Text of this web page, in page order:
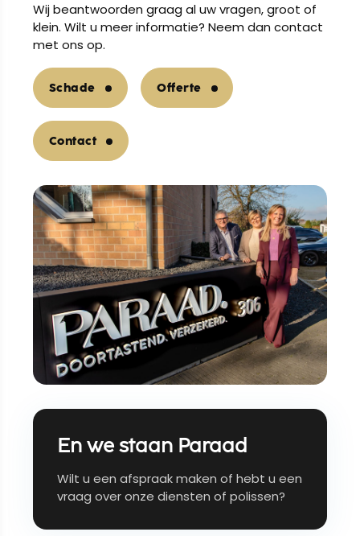
Wij beantwoorden graag al uw vragen, groot of
klein. Wilt u meer informatie? Neem dan contact
met ons op.
Schade Offerte
Contact
En we staan Paraad
Wilt u een afspraak maken of hebt u een
vraag over onze diensten of polissen?